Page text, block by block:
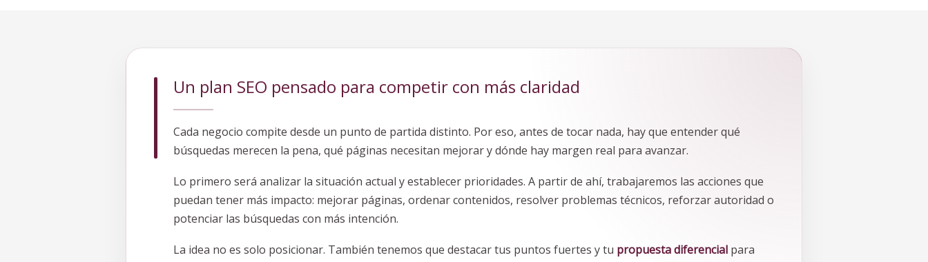
Un plan SEO pensado para competir con más claridad
Cada negocio compite desde un punto de partida distinto. Por eso, antes de tocar nada, hay que entender qué
búsquedas merecen la pena, qué páginas necesitan mejorar y dónde hay margen real para avanzar.
Lo primero será analizar la situación actual y establecer prioridades. A partir de ahí, trabajaremos las acciones que
puedan tener más impacto: mejorar páginas, ordenar contenidos, resolver problemas técnicos, reforzar autoridad o
potenciar las búsquedas con más intención.
La idea no es solo posicionar. También tenemos que destacar tus puntos fuertes y tu propuesta diferencial para